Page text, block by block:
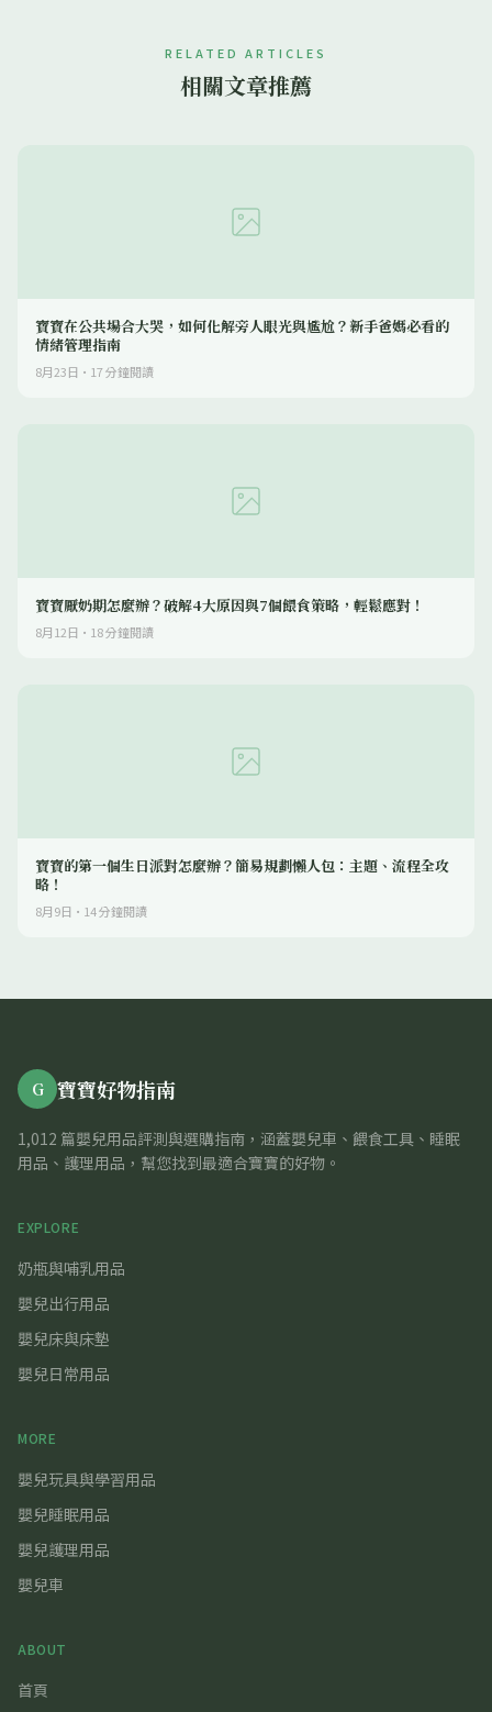
RELATED ARTICLES
相關文章推薦
寶寶在公共場合大哭，如何化解旁人眼光與尷尬？新手爸媽必看的
情緒管理指南
8月23日 · 17分鐘閱讀
寶寶厭奶期怎麼辦？破解4大原因與7個餵食策略，輕鬆應對！
8月12日 · 18分鐘閱讀
寶寶的第一個生日派對怎麼辦？簡易規劃懶人包：主題、流程全攻
略！
8月9日 · 14分鐘閱讀
G 寶寶好物指南
1,012 篇嬰兒用品評測與選購指南，涵蓋嬰兒車、餵食工具、睡眠
用品、護理用品，幫您找到最適合寶寶的好物。
EXPLORE
奶瓶與哺乳用品
嬰兒出行用品
嬰兒床與床墊
嬰兒日常用品
MORE
嬰兒玩具與學習用品
嬰兒睡眠用品
嬰兒護理用品
嬰兒車
ABOUT
首頁